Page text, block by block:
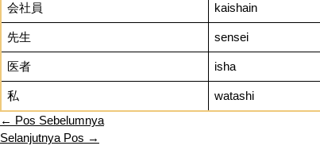
会社員 kaishain
先生 sensei
医者 isha
私 watashi
← Pos Sebelumnya
Selanjutnya Pos →